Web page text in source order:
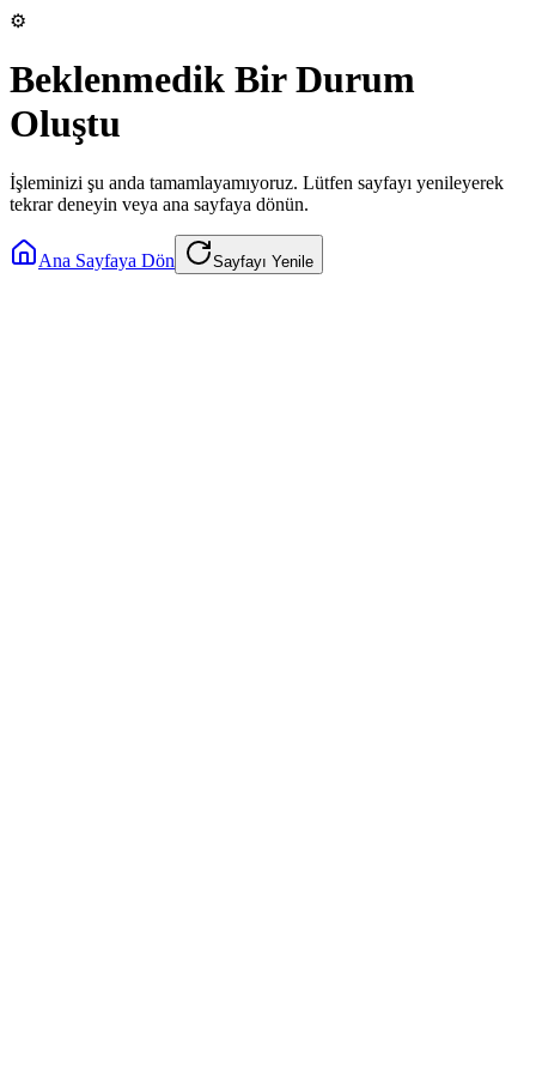
⚙️
Beklenmedik Bir Durum
Oluştu
İşleminizi şu anda tamamlayamıyoruz. Lütfen sayfayı yenileyerek
tekrar deneyin veya ana sayfaya dönün.
Ana Sayfaya Dön Sayfayı Yenile